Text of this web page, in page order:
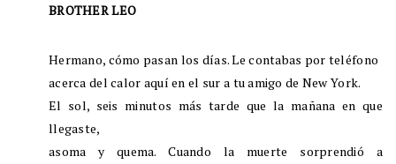
BROTHER LEO
Hermano, cómo pasan los días. Le contabas por teléfono
acerca del calor aquí en el sur a tu amigo de New York.
El sol, seis minutos más tarde que la mañana en que
llegaste,
asoma y quema. Cuando la muerte sorprendió a